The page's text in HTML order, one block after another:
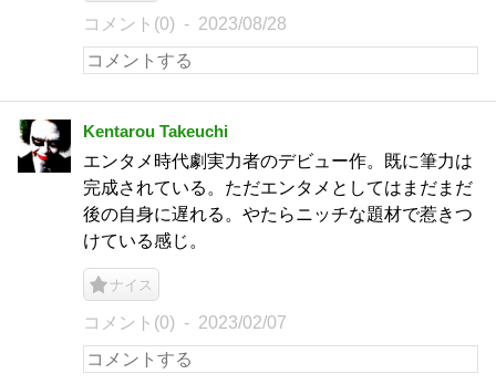
コメント(0) 2023/08/28
Kentarou Takeuchi
エンタメ時代劇実力者のデビュー作。既に筆力は
完成されている。ただエンタメとしてはまだまだ
後の自身に遅れる。やたらニッチな題材で惹きつ
けている感じ。
ナイス
コメント(0) 2023/02/07